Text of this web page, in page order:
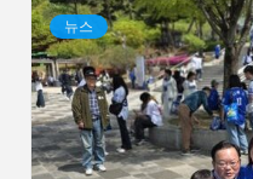
뉴스